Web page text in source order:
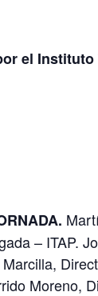
el Instituto
– ITAP.
Moreno,